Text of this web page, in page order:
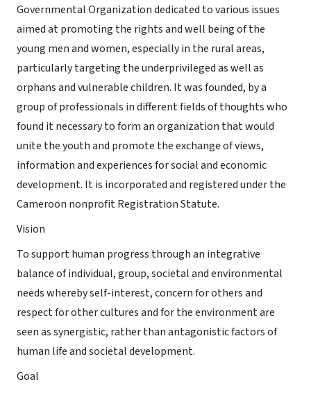
Governmental Organization dedicated to various issues
aimed at promoting the rights and well being of the
young men and women, especially in the rural areas,
particularly targeting the underprivileged as well as
orphans and vulnerable children. It was founded, by a
group of professionals in different fields of thoughts who
found it necessary to form an organization that would
unite the youth and promote the exchange of views,
information and experiences for social and economic
development. It is incorporated and registered under the
Cameroon nonprofit Registration Statute.
Vision
To support human progress through an integrative
balance of individual, group, societal and environmental
needs whereby self-interest, concern for others and
respect for other cultures and for the environment are
seen as synergistic, rather than antagonistic factors of
human life and societal development.
Goal